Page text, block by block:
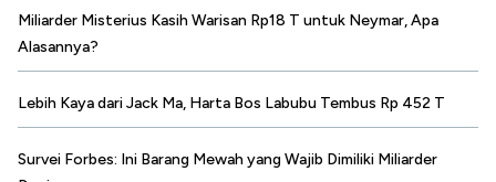
Miliarder Misterius Kasih Warisan Rp18 T untuk Neymar, Apa
Alasannya?
Lebih Kaya dari Jack Ma, Harta Bos Labubu Tembus Rp 452 T
Survei Forbes: Ini Barang Mewah yang Wajib Dimiliki Miliarder